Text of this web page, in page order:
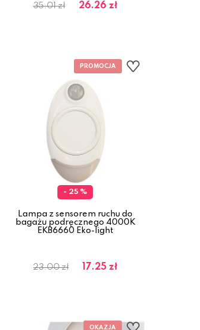
35.01 zł 26.26 zł
- 25 %
Lampa z sensorem ruchu do
bagażu podręcznego 4000K
EKB6660 Eko-light
23.00 zł 17.25 zł